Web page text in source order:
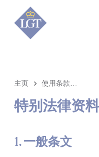
主页
特别法律资料
1. 一般条文